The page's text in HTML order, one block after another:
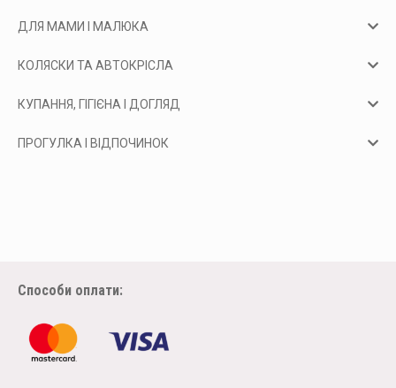
ДЛЯ МАМИ І МАЛЮКА
КОЛЯСКИ ТА АВТОКРІСЛА
КУПАННЯ, ГІГІЄНА І ДОГЛЯД
ПРОГУЛКА І ВІДПОЧИНОК
Способи оплати: